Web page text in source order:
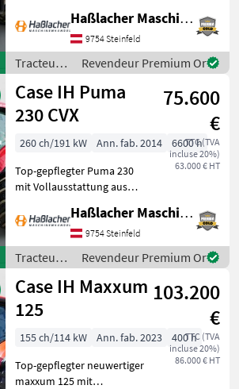
Lohnunternehmer – nur
am eigenen Betrieb
gelaufen. Durchgehend
gewartet, einsatzbereit,
aufbereitet
Haßlacher Maschinenhandel
9754 Steinfeld
Tracteurs
/ New
Holland
Revendeur Premium Or
Case IH Puma
230 CVX
75.600
€
TTC (TVA
incluse 20%)
63.000 € HT
260 ch/191 kW Ann. fab. 2014
6600 h
Top-gepflegter Puma 230
mit Vollausstattung aus
Lohnunternehmer – nur
am eigenen Betrieb
gelaufen. Durchgehend
gewartet, einsatzbereit,
aufbereitet
Haßlacher Maschinenhandel
9754 Steinfeld
Tracteurs
/ Case IH
Revendeur Premium Or
Case IH Maxxum
125
103.200
€
TTC (TVA
incluse 20%)
86.000 € HT
155 ch/114 kW Ann. fab. 2023
400 h
Top-gepflegter neuwertiger
maxxum 125 mit